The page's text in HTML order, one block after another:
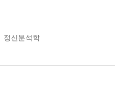
정신분석학